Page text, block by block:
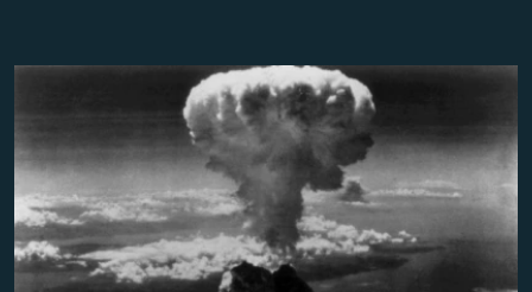
Valamennyi RFE/RL weboldal